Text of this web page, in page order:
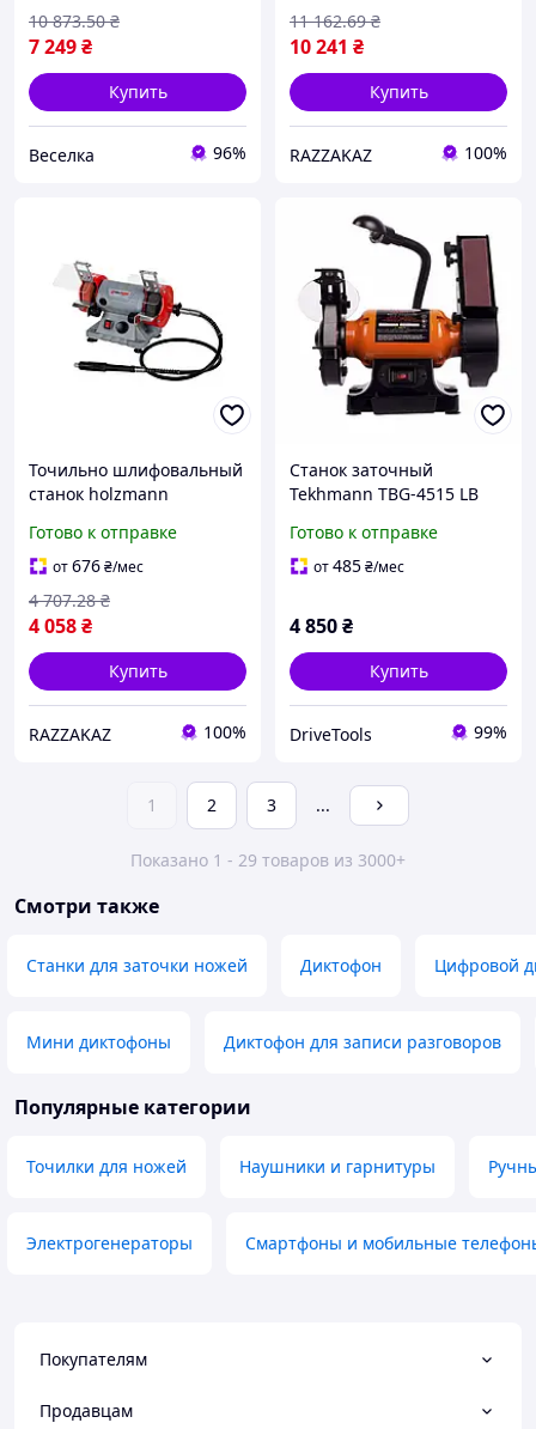
7 249₴
10 873.50 ₴
Купить
Веселка 96%
10 241 ₴
11 162.69 ₴
Купить
RAZZAKAZ 100%
Точильно шлифовальный
станок holzmann
металла и дерева с
высокой скоростью
вращения
Готово к отправке
от676₴/мес
4 058₴
4 707.28 ₴
Купить
RAZZAKAZ 100%
Станок заточный
Tekhmann TBG-4515 LB
точильный станок с
подсветкой и кругом 150
Готово к отправке
от485₴/мес
4 850₴
Купить
DriveTools 99%
1 2 3 ...
Показано 1 - 29 товаров из 3000+
Смотри также
Станки для заточки ножей Диктофон Цифровой
Мини диктофоны Диктофон для записи разговоров
Популярные категории
Точилки для ножей Наушники и гарнитуры
Электрогенераторы Смартфоны и мобильные
Покупателям
Продавцам